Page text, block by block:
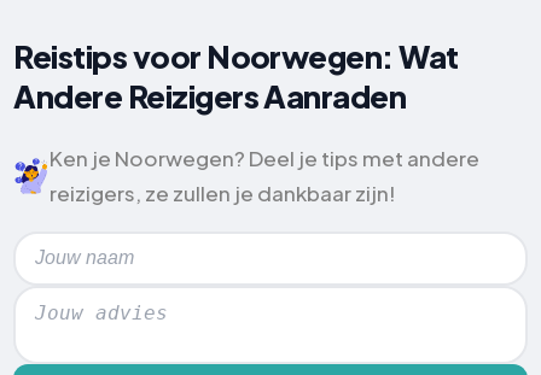
Reistips voor Noorwegen: Wat
Andere Reizigers Aanraden
Ken je Noorwegen? Deel je tips met andere
reizigers, ze zullen je dankbaar zijn!